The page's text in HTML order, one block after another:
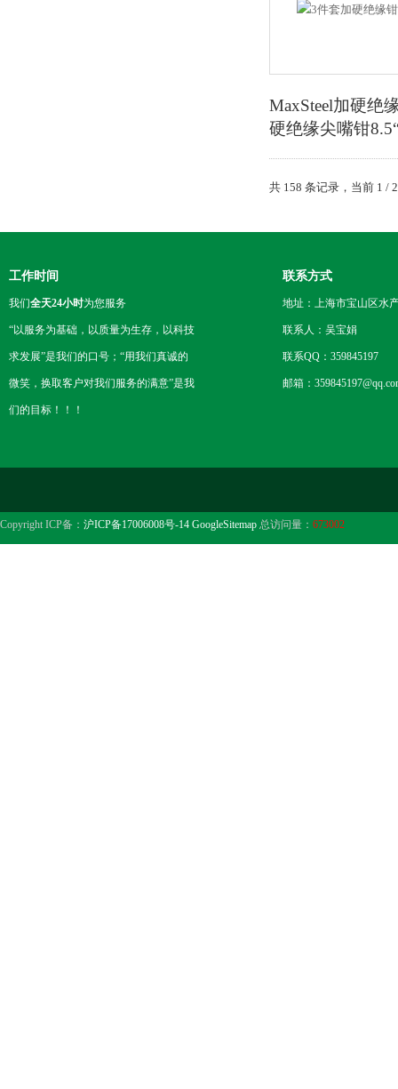
MaxSteel加硬绝
硬绝缘尖嘴钳
共 158 条记录，当前 1
工作时间
我们全天24小时为您服务
“以服务为基础，以质量为生存，以科技
求发展”是我们的口号；“用我们真诚的
微笑，换取客户对我们服务的满意”是我
们的目标！！！
联系方式
地址：上海市宝山区水
联系人：吴宝娟
联系QQ：359845197
邮箱：
Copyright ICP备： 沪ICP备17006008号-14 GoogleSitemap 总访问量： 673002